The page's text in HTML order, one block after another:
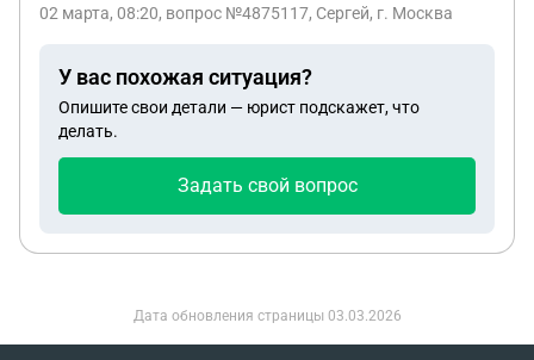
данный приз никак не может приехать с
организатора данного розыгрыша?
02 марта, 08:20, вопрос №4875117, Сергей, г. Москва
У вас похожая ситуация?
Опишите свои детали — юрист подскажет, что
делать.
Задать свой вопрос
Дата обновления страницы 03.03.2026